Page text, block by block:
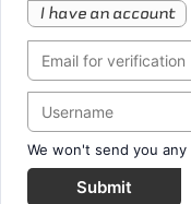
I have an account
We won't send you
Submit